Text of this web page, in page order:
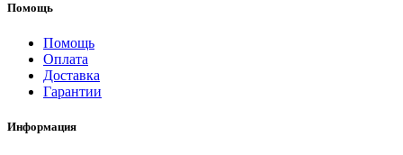
Помощь
Помощь
Оплата
Доставка
Гарантии
Информация